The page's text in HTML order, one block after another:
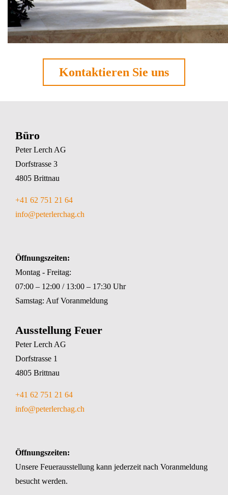
Kontaktieren Sie uns
Büro
Peter Lerch AG
Dorfstrasse 3
4805 Brittnau
+41 62 751 21 64
info@peterlerchag.ch
Öffnungszeiten:
Montag - Freitag:
07:00 – 12:00 / 13:00 – 17:30 Uhr
Samstag: Auf Voranmeldung
Ausstellung Feuer
Peter Lerch AG
Dorfstrasse 1
4805 Brittnau
+41 62 751 21 64
info@peterlerchag.ch
Öffnungszeiten:
Unsere Feuerausstellung kann jederzeit nach Voranmeldung
besucht werden.